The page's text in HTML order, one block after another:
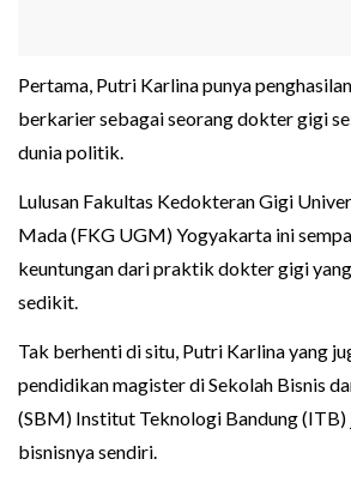
Pertama, Putri Karlina punya
berkarier sebagai seorang dokter gigi
dunia politik.
Lulusan Fakultas Kedokteran Gigi
Mada (FKG UGM) Yogyakarta ini
keuntungan dari praktik dokter gigi
sedikit.
Tak berhenti di situ, Putri Karlina yang
pendidikan magister di Sekolah Bisnis
(SBM) Institut Teknologi Bandung (ITB)
bisnisnya sendiri.